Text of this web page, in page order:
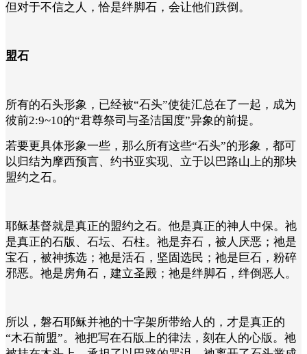
但对于不信之人，恰是绊脚石，会让他们跌倒。
盟石
所有的石头形象，已经被“石头”使徒汇总在了一起，成为
彼前2:9~10的“君尊祭司与圣洁国度”异象的前提。
若要更具体形象一些，那么所有这些“石头”的形象，都可
以归结为摩西预言、约书亚实现、立于以巴路山上的那块
盟约之石。
耶稣基督就是真正的盟约之石。他是真正的神人中保。祂
是真正的石版、石坛、石柱。祂是弃石，被人厌恶；祂是
宝石，被神拣选；祂是活石，坚固选民；祂是巨石，粉碎
邪恶。祂是房角石，建立圣殿；祂是绊脚石，绊倒恶人。
所以，磐石耶稣并祂的十字架所带给人的，才是真正的
“木石前盟”。祂把写在石版上的律法，刻在人的心版。祂